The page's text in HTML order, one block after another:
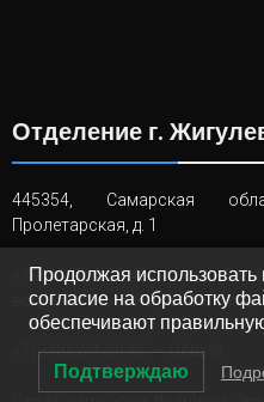
Отделение г.
445354, Самарская
Пролетарская, д. 1
+7(84862)4-25-46—
воспитательной и
+7(84862)4-39-65— Общий
Продолжая использовать
согласие на обработку
обеспечивают
Подтверждаю